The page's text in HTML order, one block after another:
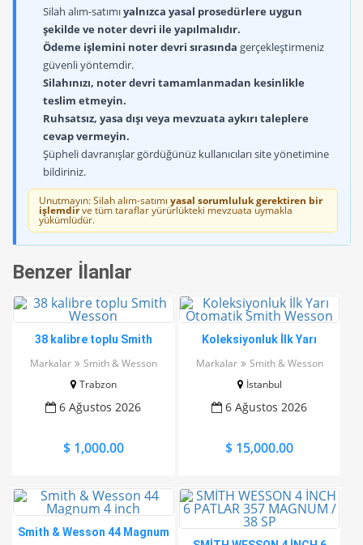
Silah alım-satımıyalnızca yasal prosedürlere uygun
şekilde ve noter devri ile yapılmalıdır.
Ödeme işlemini noter devri sırasında gerçekleştirmeniz
güvenli yöntemdir.
Silahınızı, noter devri tamamlanmadan kesinlikle
teslim etmeyin.
Ruhsatsız, yasa dışı veya mevzuata aykırı taleplere
cevap vermeyin.
Şüpheli davranışlar gördüğünüz kullanıcıları site yönetimine
bildiriniz.
Unutmayın: Silah alım-satımı yasal sorumluluk gerektiren bir
işlemdirve tüm taraflar yürürlükteki mevzuata uymakla
yükümlüdür.
Benzer İlanlar
38 kalibre toplu Smith
Markalar
Smith & Wesson
Trabzon
6 Ağustos 2026
$ 1,000.00
Koleksiyonluk İlk Yarı
Markalar
Smith & Wesson
İstanbul
6 Ağustos 2026
$ 15,000.00
Smith & Wesson 44 Magnum